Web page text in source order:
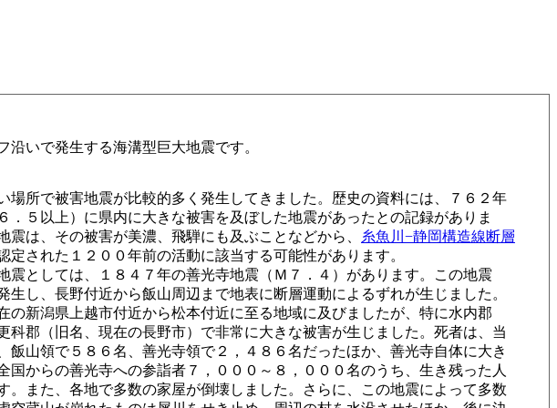
いで発生する海溝型巨大地震です。
所で被害地震が比較的多く発生してきました。歴史の資料には、７６２年
．５以上）に県内に大きな被害を及ぼした地震があったとの記録がありま
震は、その被害が美濃、飛騨にも及ぶことなどから、 糸魚川−静岡構造線断層
定された１２００年前の活動に該当する可能性があります。
としては、１８４７年の善光寺地震（Ｍ７．４）があります。この地震
生し、長野付近から飯山周辺まで地表に断層運動によるずれが生じました。
の新潟県上越市付近から松本付近に至る地域に及びましたが、特に水内郡
科郡（旧名、現在の長野市）で非常に大きな被害が生じました。死者は、当
飯山領で５８６名、善光寺領で２，４８６名だったほか、善光寺自体に大き
国からの善光寺への参詣者７，０００～８，０００名のうち、生き残った人
。また、各地で多数の家屋が倒壊しました。さらに、この地震によって多数